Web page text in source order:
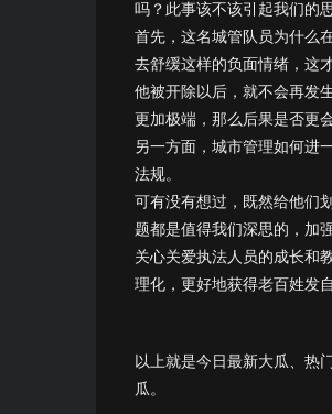
吗？此事该不该引起我们的
首先，这名城管队员为什么
去舒缓这样的负面情绪，这
他被开除以后，就不会再发
更加极端，那么后果是否更
另一方面，城市管理如何进
法规。
可有没有想过，既然给他们
题都是值得我们深思的，加
关心关爱执法人员的成长和
理化，更好地获得老百姓发
以上就是今日最新大瓜、热
瓜。